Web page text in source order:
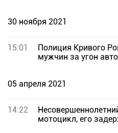
30 ноября 2021
15:01
Полиция Кривого
мужчин за угон
05 апреля 2021
14:22
мотоцикл, его